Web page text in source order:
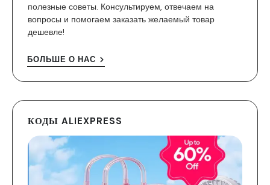
полезные советы. Консультируем, отвечаем на
вопросы и помогаем заказать желаемый товар
дешевле!
БОЛЬШЕ О НАС
КОДЫ ALIEXPRESS